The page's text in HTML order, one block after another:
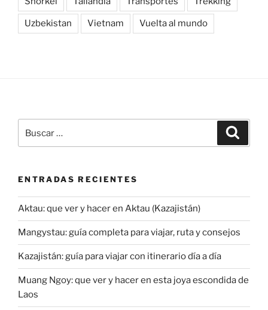
Uzbekistan Vietnam Vuelta al mundo
por:
ENTRADAS RECIENTES
Aktau: que ver y hacer en Aktau (Kazajistán)
Mangystau: guía completa para viajar, ruta y consejos
Kazajistán: guía para viajar con itinerario día a día
Muang Ngoy: que ver y hacer en esta joya escondida de
Laos